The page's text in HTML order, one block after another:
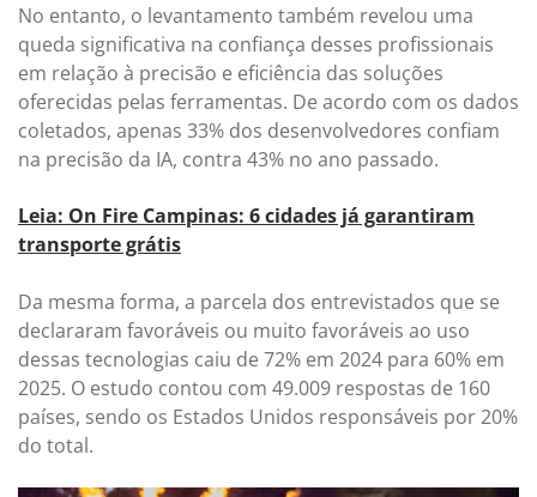
No entanto, o levantamento também revelou uma
queda significativa na confiança desses profissionais
em relação à precisão e eficiência das soluções
oferecidas pelas ferramentas. De acordo com os dados
coletados, apenas 33% dos desenvolvedores confiam
na precisão da IA, contra 43% no ano passado.
Leia: On Fire Campinas: 6 cidades já garantiram
transporte grátis
Da mesma forma, a parcela dos entrevistados que se
declararam favoráveis ou muito favoráveis ao uso
dessas tecnologias caiu de 72% em 2024 para 60% em
2025. O estudo contou com 49.009 respostas de 160
países, sendo os Estados Unidos responsáveis por 20%
do total.